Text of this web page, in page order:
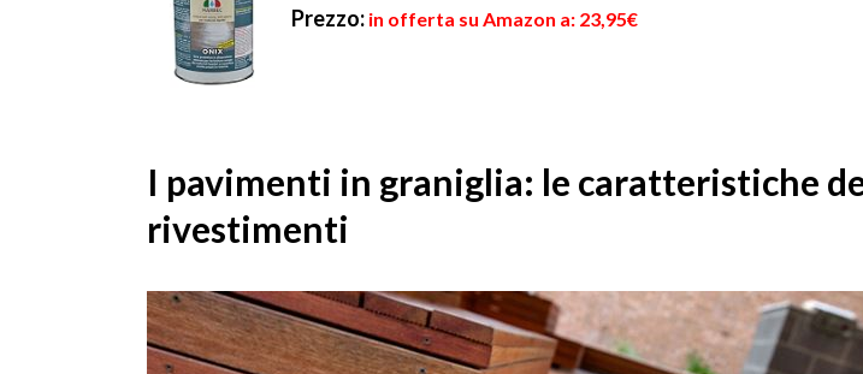
Prezzo: in offerta su Amazon a: 23,95€
I pavimenti in graniglia: le caratteristiche
rivestimenti